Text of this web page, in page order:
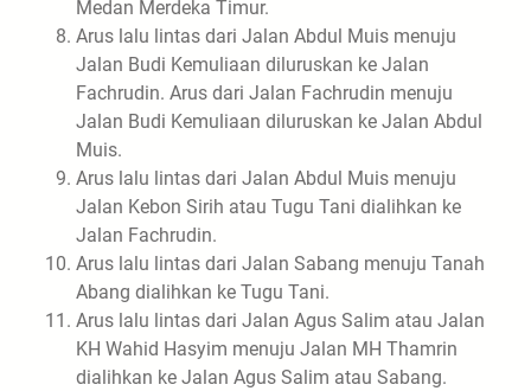
Medan Merdeka Timur.
Arus lalu lintas dari Jalan Abdul Muis menuju
Jalan Budi Kemuliaan diluruskan ke Jalan
Fachrudin. Arus dari Jalan Fachrudin menuju
Jalan Budi Kemuliaan diluruskan ke Jalan Abdul
Muis.
Arus lalu lintas dari Jalan Abdul Muis menuju
Jalan Kebon Sirih atau Tugu Tani dialihkan ke
Jalan Fachrudin.
Arus lalu lintas dari Jalan Sabang menuju Tanah
Abang dialihkan ke Tugu Tani.
Arus lalu lintas dari Jalan Agus Salim atau Jalan
KH Wahid Hasyim menuju Jalan MH Thamrin
dialihkan ke Jalan Agus Salim atau Sabang.